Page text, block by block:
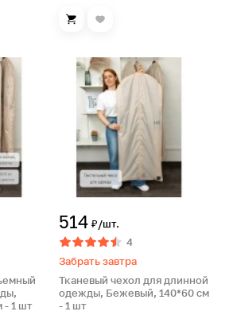
- 1 шт
514 ₽/шт.
4
Забрать завтра
Тканевый чехол для длинной
одежды, Бежевый, 140*60 см
- 1 шт